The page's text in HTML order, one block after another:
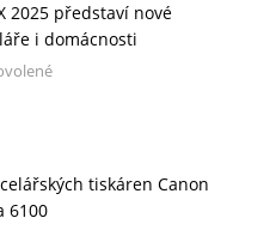
2025 představí nové
i domácnosti
tiskáren Canon
6100